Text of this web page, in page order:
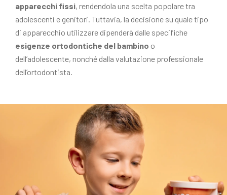
apparecchi fissi, rendendola una scelta popolare tra
adolescenti e genitori. Tuttavia, la decisione su quale tipo
di apparecchio utilizzare dipenderà dalle specifiche
esigenze ortodontiche del bambino o
dell’adolescente, nonché dalla valutazione professionale
dell’ortodontista.